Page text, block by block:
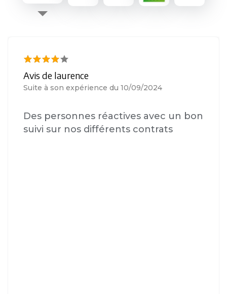
Avis de laurence
Suite à son expérience du 10/09/2024
Des personnes réactives avec un bon
suivi sur nos différents contrats